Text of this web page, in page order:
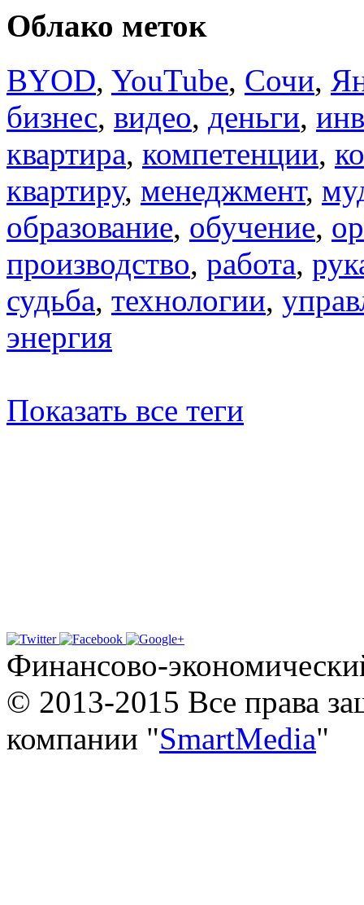
Облако меток
BYOD, YouTube, Сочи,
бизнес, видео, деньги,
квартира, компетенции,
квартиру, менеджмент,
образование, обучение,
производство, работа,
судьба, технологии,
энергия
Показать все теги
Финансово-
© 2013-2015 Все права
компании "SmartMedia"